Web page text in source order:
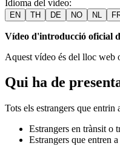
Idioma del vídeo:
EN TH DE NO NL
Vídeo d'introducció oficial
Aquest vídeo és del lloc web
Qui ha de
Tots els estrangers que
Estrangers en trànsit o
Estrangers que entren